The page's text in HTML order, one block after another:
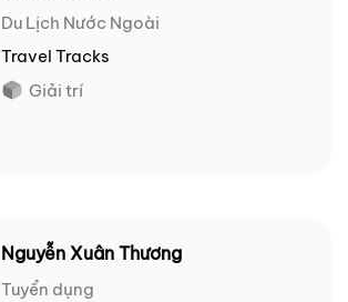
Du Lịch Nước Ngoài
Travel Tracks
Giải trí
Nguyễn Xuân Thương
Tuyển dụng